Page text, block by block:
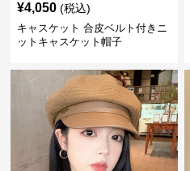
¥4,050 (税込)
キャスケット 合皮ベルト付きニ
ットキャスケット帽子